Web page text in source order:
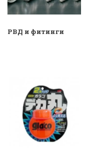
РВД и фитинги